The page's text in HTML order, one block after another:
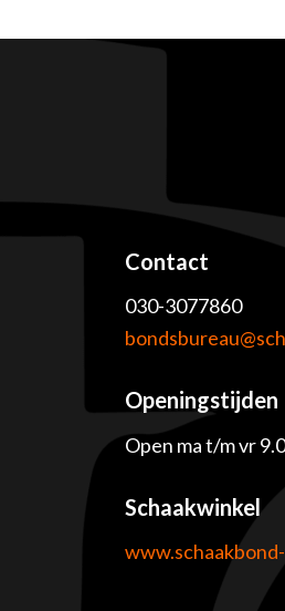
Contact
030-3077860
Openingstijden
Open ma t/m vr
Schaakwinkel